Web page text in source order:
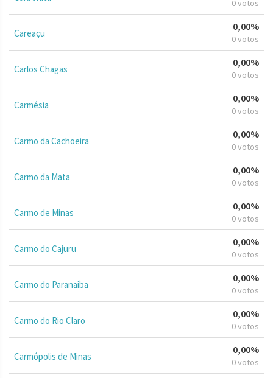
0 votos
Careaçu
0,00%
0 votos
Carlos Chagas
0,00%
0 votos
Carmésia
0,00%
0 votos
Carmo da Cachoeira
0,00%
0 votos
Carmo da Mata
0,00%
0 votos
Carmo de Minas
0,00%
0 votos
Carmo do Cajuru
0,00%
0 votos
Carmo do Paranaíba
0,00%
0 votos
Carmo do Rio Claro
0,00%
0 votos
Carmópolis de Minas
0,00%
0 votos